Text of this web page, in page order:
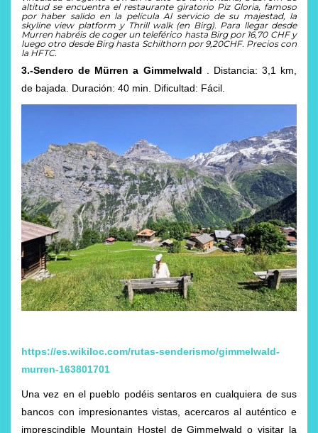
altitud se encuentra el restaurante giratorio Piz Gloria, famoso
por haber salido en la película Al servicio de su majestad, la
skyline view platform y Thrill walk (en Birg). Para llegar desde
Murren habréis de coger un teleférico hasta Birg por 16,70 CHF y
luego otro desde Birg hasta Schilthorn por 9,20CHF. Precios con
la HFTC.
3.-Sendero de Mürren a Gimmelwald . Distancia: 3,1 km,
de bajada. Duración: 40 min. Dificultad: Fácil.
https://es.wikiloc.com/rutas-senderismo/gimmelwald-
murren-163801701
Una vez en el pueblo podéis sentaros en cualquiera de sus
bancos con impresionantes vistas, acercaros al auténtico e
imprescindible Mountain Hostel de Gimmelwald o visitar la